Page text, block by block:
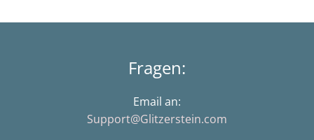
Fragen:
Email an:
Support@Glitzerstein.com